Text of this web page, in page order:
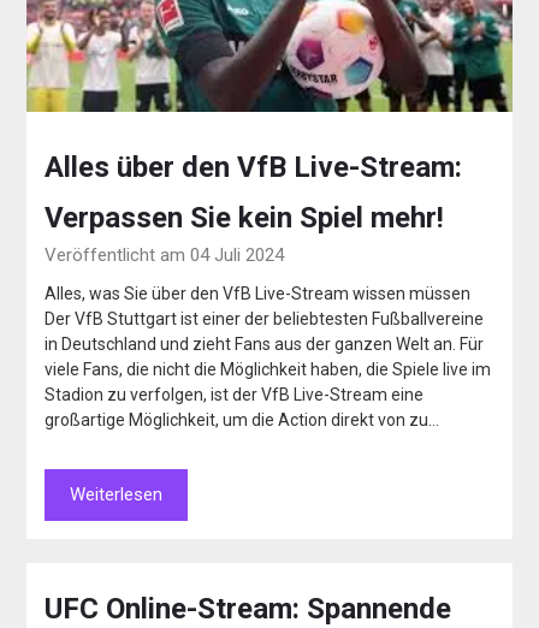
Alles über den VfB Live-Stream:
Verpassen Sie kein Spiel mehr!
Veröffentlicht am 04 Juli 2024
Alles, was Sie über den VfB Live-Stream wissen müssen
Der VfB Stuttgart ist einer der beliebtesten Fußballvereine
in Deutschland und zieht Fans aus der ganzen Welt an. Für
viele Fans, die nicht die Möglichkeit haben, die Spiele live im
Stadion zu verfolgen, ist der VfB Live-Stream eine
großartige Möglichkeit, um die Action direkt von zu…
Weiterlesen
UFC Online-Stream: Spannende